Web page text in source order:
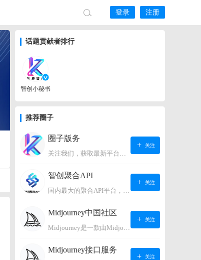
登录 注册
话题贡献者排行
智创小秘书
推荐圈子
圈子版务
关注我们，获取最新平台动态。
关注
智创聚合API
国内最大的聚合API平台，支持OpenAI、阿里、智谱、360、讯飞、百度等国内外大语言模型。https://s.lconai.com/
关注
Midjourney中国社区
Midjourney是一款由Midjourney有限公司开发的数字艺术工具软件，具有生成虚拟世界的强大能力，可根据用户输入的文字或语音在虚拟世界中生成对应场景，使用户能够探索和创造自己的数字艺术作品。
关注
Midjourney接口服务
关注